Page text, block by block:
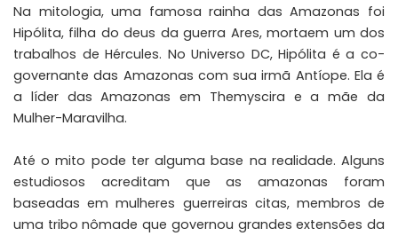
Na mitologia, uma famosa rainha das Amazonas foi
Hipólita, filha do deus da guerra Ares, mortaem um dos
trabalhos de Hércules. No Universo DC, Hipólita é a co-
governante das Amazonas com sua irmã Antíope. Ela é
a líder das Amazonas em Themyscira e a mãe da
Mulher-Maravilha.
Até o mito pode ter algumabase na realidade. Alguns
estudiosos acreditam que as amazonas foram
baseadas em mulheres guerreiras citas, membros de
uma tribo nômade que governou grandes extensões da